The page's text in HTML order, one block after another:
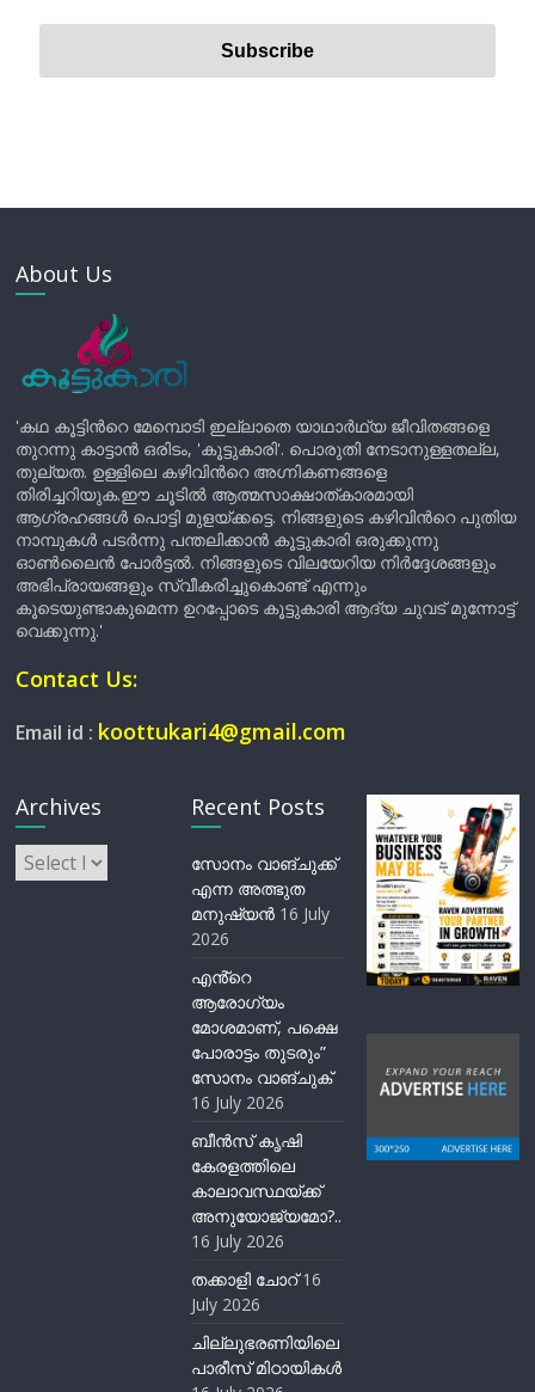
About Us
'കഥ കൂട്ടിന്‍റെ മേമ്പൊടി ഇല്ലാതെ യാഥാർഥ്യ ജീവിതങ്ങളെ
തുറന്നു കാട്ടാൻ ഒരിടം, 'കൂട്ടുകാരി'. പൊരുതി നേടാനുള്ളതല്ല,
തുല്യത. ഉള്ളിലെ കഴിവിന്‍റെ അഗ്നികണങ്ങളെ
തിരിച്ചറിയുക.ഈ ചൂടിൽ ആത്മസാക്ഷാത്കാരമായി
ആഗ്രഹങ്ങൾ പൊട്ടി മുളയ്ക്കട്ടെ. നിങ്ങളുടെ കഴിവിന്‍റെ പുതിയ
നാമ്പുകൾ പടർന്നു പന്തലിക്കാൻ കൂട്ടുകാരി ഒരുക്കുന്നു
ഓൺലൈൻ പോർട്ടൽ. നിങ്ങളുടെ വിലയേറിയ നിർദ്ദേശങ്ങളും
അഭിപ്രായങ്ങളും സ്വീകരിച്ചുകൊണ്ട് എന്നും
കൂടെയുണ്ടാകുമെന്ന ഉറപ്പോടെ കൂട്ടുകാരി ആദ്യ ചുവട് മുന്നോട്ട്
വെക്കുന്നു.'
Contact Us:
Email id : koottukari4@gmail.com
Archives
Archives
Recent Posts
സോനം വാങ്ചുക്ക്
എന്ന അത്ഭുത
മനുഷ്യന്‍ 16 July
2026
എൻ്റെ
ആരോഗ്യം
മോശമാണ്, പക്ഷെ
പോരാട്ടം തുടരും”
സോനം വാങ്ചുക്
16 July 2026
ബീന്‍സ് കൃഷി
കേരളത്തിലെ
കാലാവസ്ഥയ്ക്ക്
അനുയോജ്യമോ?..
16 July 2026
തക്കാളി ചോറ് 16
July 2026
ചില്ലുഭരണിയിലെ
പാരീസ് മിഠായികള്‍